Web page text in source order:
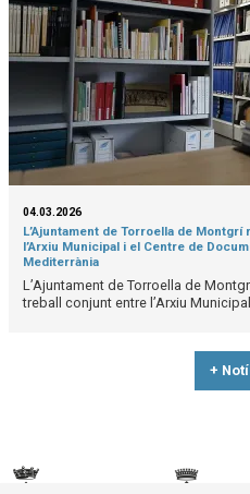
04.03.2026
L’Ajuntament de Torroella de
l’Arxiu Municipal i el Centre de
Mediterrània
L’Ajuntament de Torroella de
treball conjunt entre l’Arxiu
+